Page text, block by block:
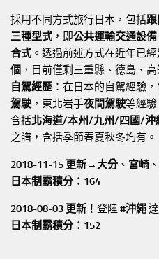
採用不同方式旅行日本，包括跟
三種型式 ，即公共運輸交通設備
合式 。透過前述方式在近年已經
個 ，目前僅剩三重縣、德島、
自駕經歷 ：在日本的自駕經驗
駕駛 ，東北岩手夜間駕駛等經
含括北海道/本州/九州/四國/沖
之譜，含括季節春夏秋冬均有。
2018-11-15 更新→ 大分、 宮崎 、
日本制霸積分：164
2018-08-03 更新 ！登陸#沖繩
日本制霸積分：152